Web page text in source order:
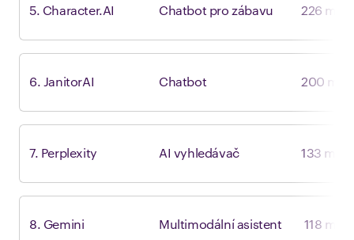
5. Character.AI Chatbot pro zábavu 226 mil
6. JanitorAI Chatbot 200 mil.
7. Perplexity AI vyhledávač 133 mil.
8. Gemini Multimodální asistent 118 mil